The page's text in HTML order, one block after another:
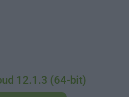
12.1.3 (64-bit)